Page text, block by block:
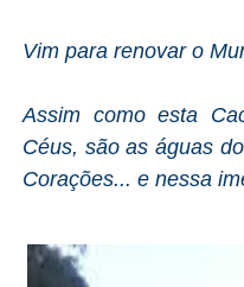
Vim para renovar o
Assim como esta
Céus, são as águas
Corações... e nessa